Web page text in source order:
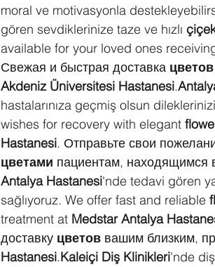
moral ve motivasyonla
gören sevdiklerinize taze ve hızlı
available for your loved ones
Свежая и быстрая доставка цветов
Akdeniz Üniversitesi Hastanesi.
hastalarınıza geçmiş olsun
wishes for recovery with elegant
Hastanesi. Отправьте свои
цветами пациентам, находящимся
Antalya Hastanesi'nde tedavi gören
sağlıyoruz. We offer fast and reliable
treatment at Medstar Antalya
доставку цветов вашим близким,
Hastanesi.Kaleiçi Diş Klinikleri'nde